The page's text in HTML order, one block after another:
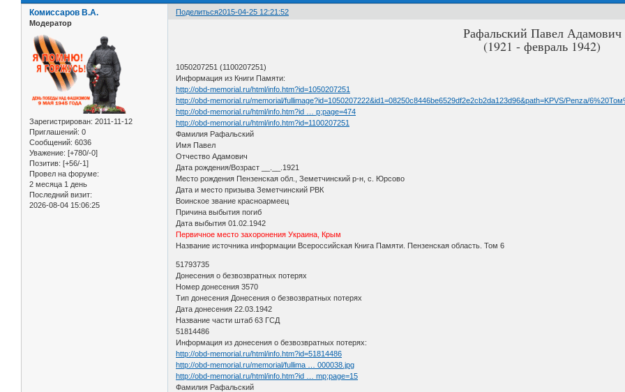
Поделиться2015-04-25 12:21:52
Комиссаров В.А.
Модератор
Зарегистрирован: 2011-11-12
Приглашений: 0
Сообщений: 6036
Уважение: [+780/-0]
Позитив: [+56/-1]
Провел на форуме:
2 месяца 1 день
Последний визит:
2026-08-04 15:06:25
Рафальский Павел Адамович
(1921 - февраль 1942)
1050207251 (1100207251)
Информация из Книги Памяти:
http://obd-memorial.ru/html/info.htm?id=1050207251
http://obd-memorial.ru/memorial/fullimage?id=1050207222&id1=08250c8446be6529df2e2cb2da123d96&path=KPVS/Penza/
http://obd-memorial.ru/html/info.htm?id … p;page=474
http://obd-memorial.ru/html/info.htm?id=1100207251
Фамилия Рафальский
Имя Павел
Отчество Адамович
Дата рождения/Возраст __.__.1921
Место рождения Пензенская обл., Земетчинский р-н, с. Юрсово
Дата и место призыва Земетчинский РВК
Воинское звание красноармеец
Причина выбытия погиб
Дата выбытия 01.02.1942
Первичное место захоронения Украина, Крым
Название источника информации Всероссийская Книга Памяти. Пензенская область. Том 6
51793735
Донесения о безвозвратных потерях
Номер донесения 3570
Тип донесения Донесения о безвозвратных потерях
Дата донесения 22.03.1942
Название части штаб 63 ГСД
51814486
Информация из донесения о безвозвратных потерях:
http://obd-memorial.ru/html/info.htm?id=51814486
http://obd-memorial.ru/memorial/fullima … 000038.jpg
http://obd-memorial.ru/html/info.htm?id … mp;page=15
Фамилия Рафальский